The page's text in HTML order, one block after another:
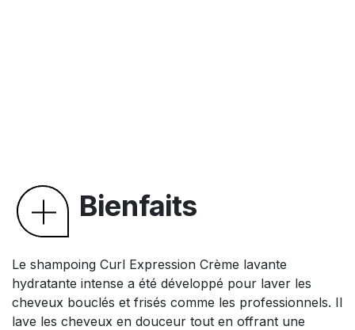
Bienfaits
Le shampoing Curl Expression Crème lavante
hydratante intense a été développé pour laver les
cheveux bouclés et frisés comme les professionnels. Il
lave les cheveux en douceur tout en offrant une